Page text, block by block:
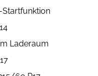
Startfunktion
Laderaum